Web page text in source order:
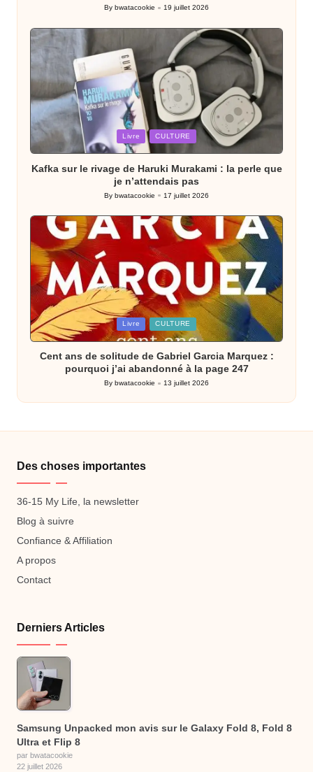
Posted
By bwatacookie 19 juillet 2026
Posted
Livre CULTURE
Kafka sur le rivage de Haruki Murakami : la perle que
je n’attendais pas
Posted
By bwatacookie 17 juillet 2026
Posted
in
Livre CULTURE
Cent ans de solitude de Gabriel Garcia Marquez :
pourquoi j’ai abandonné à la page 247
Posted
by
By bwatacookie 13 juillet 2026
Des choses importantes
36-15 My Life, la newsletter
Blog à suivre
Confiance & Affiliation
A propos
Contact
Derniers Articles
Samsung Unpacked mon avis sur le Galaxy Fold 8, Fold 8
Ultra et Flip 8
par bwatacookie
22 juillet 2026